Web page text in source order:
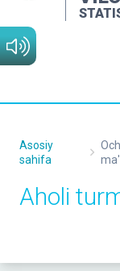
Asosiy
sahifa
Aholi